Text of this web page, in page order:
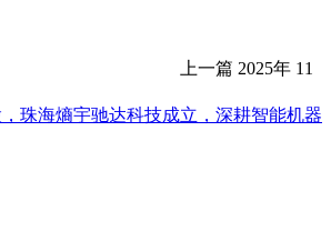
上一篇 2025年 11
珠海熵宇驰达科技成立，深耕智能机器